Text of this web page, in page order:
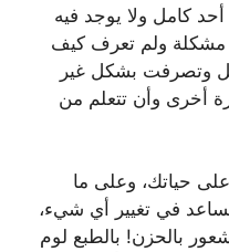
كامل ولا يوجد فيه
ولم تعرف كيف
وتصرفت بشكل غير
أخرى وأن تتعلم من
حياتك، وعلى ما
في تغيير أي شيء،
بالحزن! بالطبع لوم